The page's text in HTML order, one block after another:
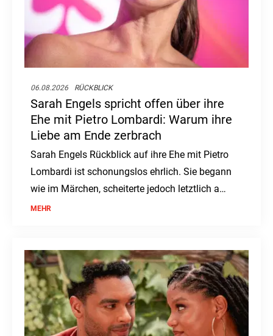
06.08.2026 RÜCKBLICK
Sarah Engels spricht offen über ihre
Ehe mit Pietro Lombardi: Warum ihre
Liebe am Ende zerbrach
Sarah Engels Rückblick auf ihre Ehe mit Pietro
Lombardi ist schonungslos ehrlich. Sie begann
wie im Märchen, scheiterte jedoch letztlich am
enormen Druck.
MEHR